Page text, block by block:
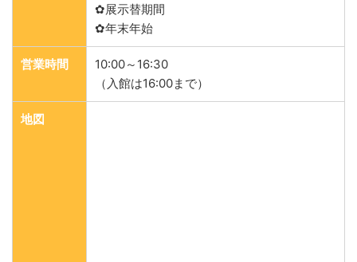
✿展示替期間
✿年末年始
営業時間
10:00～16:30
（入館は16:00まで）
地図